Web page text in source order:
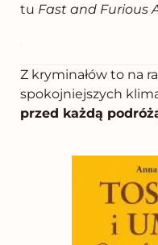
tu Fast and Furious
.
Z kryminałów to na
spokojniejszych
przed każdą
.